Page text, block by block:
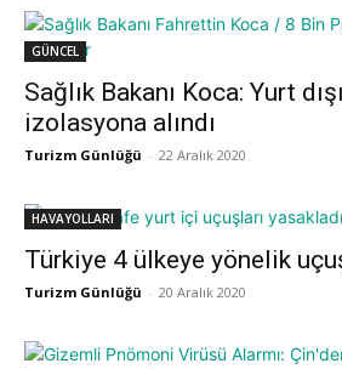
GÜNCEL
Sağlık Bakanı Koca: Yurt
izolasyona alındı
Turizm Günlüğü - 22 Aralık 2020
HAVAYOLLARI
Türkiye 4 ülkeye yönelik
Turizm Günlüğü - 20 Aralık 2020